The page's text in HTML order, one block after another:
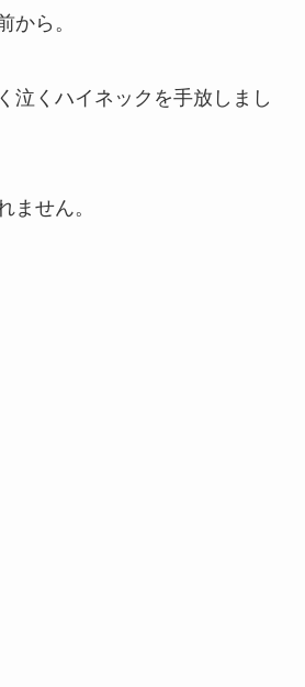
から。
泣くハイネックを手放しまし
ません。